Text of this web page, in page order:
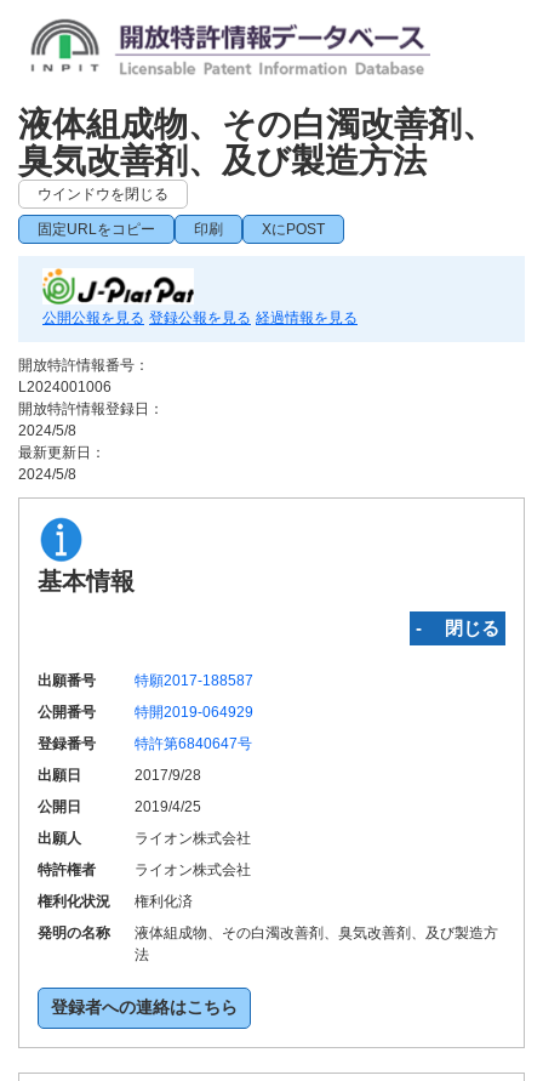
液体組成物、その白濁改善剤、
臭気改善剤、及び製造方法
ウインドウを閉じる
固定URLをコピー 印刷 XにPOST
公開公報を見る 登録公報を見る 経過情報を見る
開放特許情報番号：
L2024001006
開放特許情報登録日：
2024/5/8
最新更新日：
2024/5/8
基本情報
‐ 閉じる
出願番号
特願2017-188587
公開番号
特開2019-064929
登録番号
特許第6840647号
出願日
2017/9/28
公開日
2019/4/25
出願人
ライオン株式会社
特許権者
ライオン株式会社
権利化状況
権利化済
発明の名称
液体組成物、その白濁改善剤、臭気改善剤、及び製造方
法
登録者への連絡はこちら